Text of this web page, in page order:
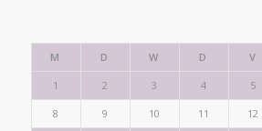
M D W D V
1 2 3 4 5
8 9 10 11 12